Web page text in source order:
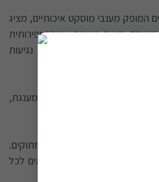
המופק מענבי מוסקט איכותיים, מציג
חוויית טעימה עשירה ופירותית
של תפוחים ואננס עם נגיעות
עם חומציות קלה ורכות מענגת,
שמשאירה רושם מתמשך.
או לשתייה עצמאית ברגעים מתוקים.
צעירה ונגישה שתתאים לכל